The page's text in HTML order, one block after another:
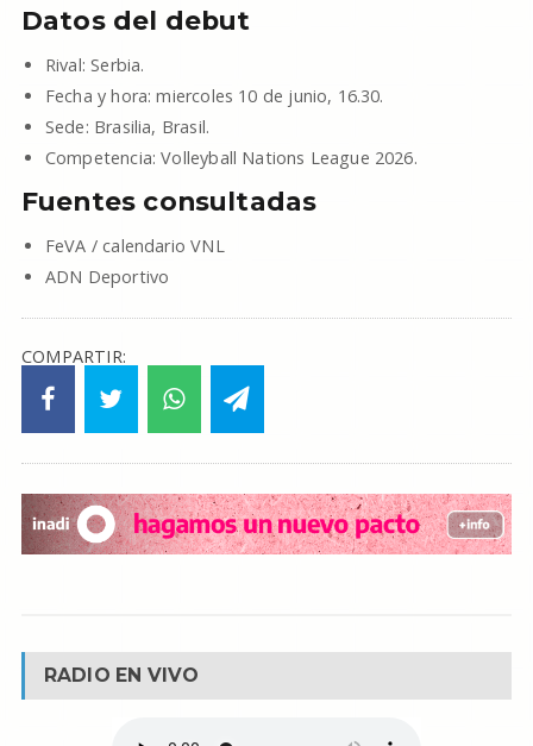
Datos del debut
Rival: Serbia.
Fecha y hora: miercoles 10 de junio, 16.30.
Sede: Brasilia, Brasil.
Competencia: Volleyball Nations League 2026.
Fuentes consultadas
FeVA / calendario VNL
ADN Deportivo
COMPARTIR:
RADIO EN VIVO